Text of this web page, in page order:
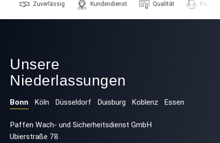
Zuverlässig Kundendienst Qualität
Unsere
Niederlassungen
Bonn Köln Düsseldorf Duisburg Koblenz Essen
Paffen Wach- und Sicherheitsdienst GmbH
Ubierstraße 78